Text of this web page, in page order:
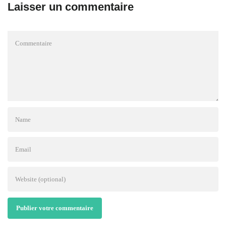
Laisser un commentaire
Publier votre commentaire